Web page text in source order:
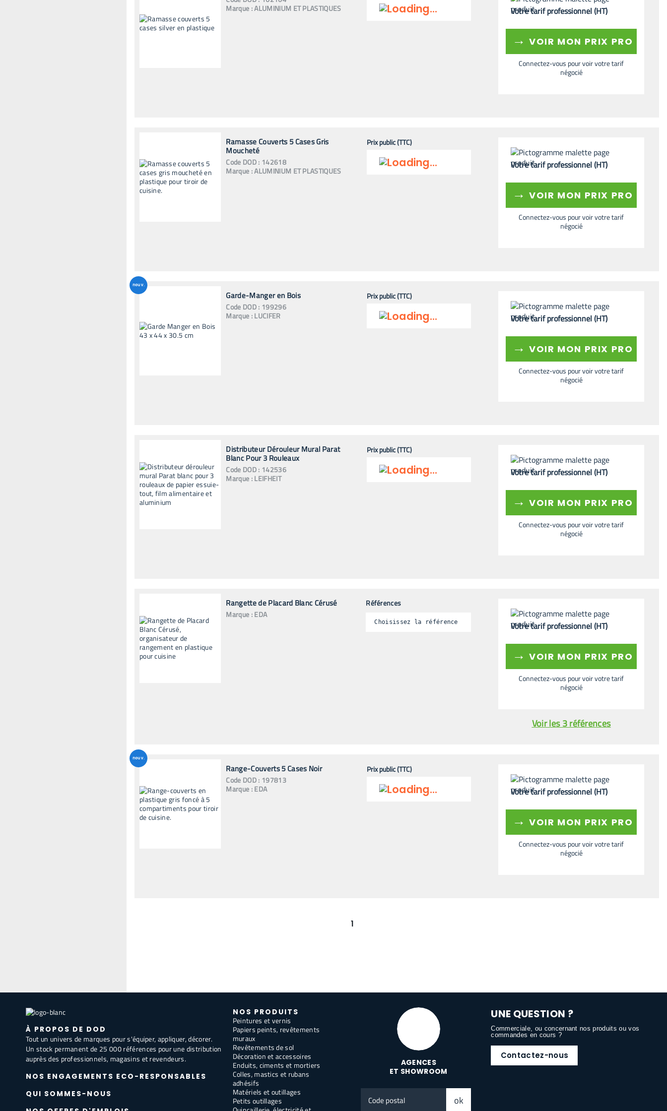
Marque :ALUMINIUM ET PLASTIQUES Votre tarif professionnel (HT)
→ VOIR MON PRIX PRO
Connectez-vous pour voir votre tarif
négocié
Ramasse Couverts 5 Cases Gris
Moucheté
Code DOD: 142618
Marque :ALUMINIUM ET PLASTIQUES
Prix public (TTC)
Votre tarif professionnel (HT)
→ VOIR MON PRIX PRO
Connectez-vous pour voir votre tarif
négocié
nouv.
Garde-Manger en Bois
Code DOD: 199296
Marque :LUCIFER
Prix public (TTC)
Votre tarif professionnel (HT)
→ VOIR MON PRIX PRO
Connectez-vous pour voir votre tarif
négocié
Distributeur Dérouleur Mural Parat
Blanc Pour 3 Rouleaux
Code DOD: 142536
Marque :LEIFHEIT
Prix public (TTC)
Votre tarif professionnel (HT)
→ VOIR MON PRIX PRO
Connectez-vous pour voir votre tarif
négocié
Rangette de Placard Blanc Cérusé
Marque :EDA
Références
Choisissez la référence Votre tarif professionnel (HT)
→ VOIR MON PRIX PRO
Connectez-vous pour voir votre tarif
négocié
Voir les 3 références
nouv.
Range-Couverts 5 Cases Noir
Code DOD: 197813
Marque :EDA
Prix public (TTC)
Votre tarif professionnel (HT)
→ VOIR MON PRIX PRO
Connectez-vous pour voir votre tarif
négocié
1
À PROPOS DE DOD
Tout un univers de marques pour s'équiper, appliquer, décorer.
Un stock permanent de 25 000 références pour une distribution
auprès des professionnels, magasins et revendeurs.
NOS ENGAGEMENTS ECO-RESPONSABLES
QUI SOMMES-NOUS
NOS PRODUITS
Peintures et vernis
Papiers peints, revêtements
muraux
Revêtements de sol
Décoration et accessoires
Enduits, ciments et mortiers
Colles, mastics et rubans
adhésifs
Matériels et outillages
Petits outillages
AGENCES
ET SHOWROOM
postal
ok
UNE QUESTION ?
Commerciale, ou concernant nos produits ou vos
commandes en cours ?
Contactez-nous